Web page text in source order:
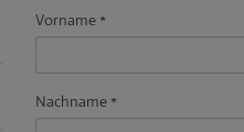
Vorname
Nachname